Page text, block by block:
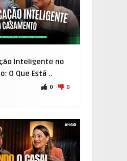
Inteligente no
O Que Está ..
0 0